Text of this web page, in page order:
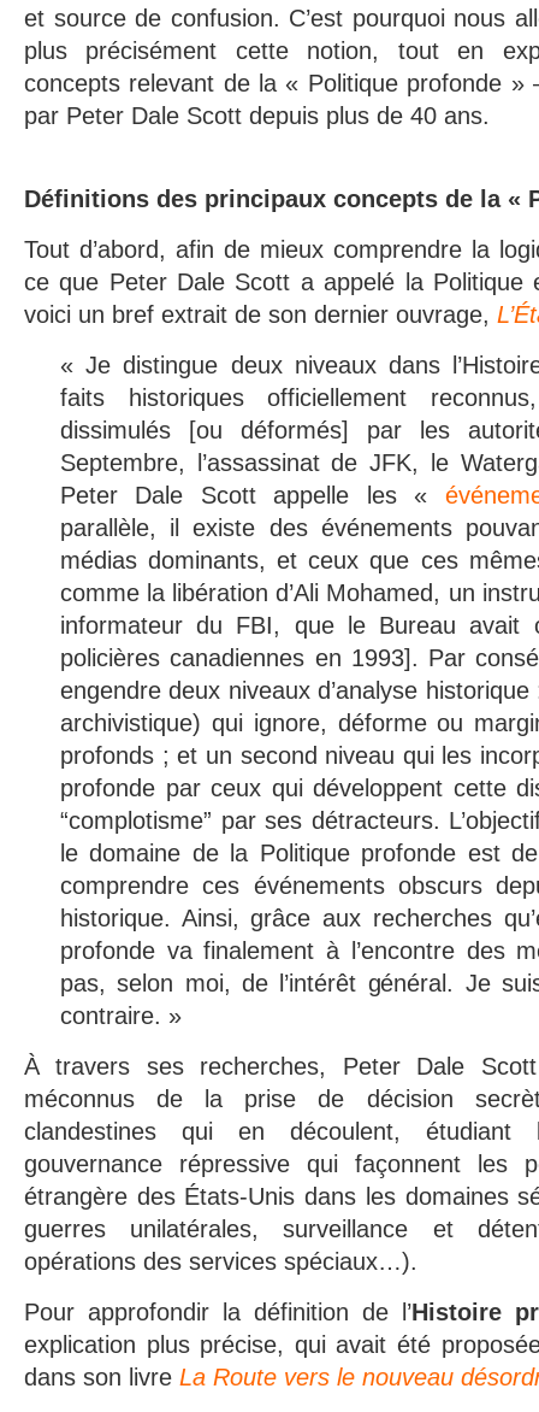
et source de confusion. C’est pourquoi nous
plus précisément cette notion, tout en
concepts relevant de la « Politique profonde »
par Peter Dale Scott depuis plus de 40 ans.
Définitions des principaux concepts de la «
Tout d’abord, afin de mieux comprendre la
ce que Peter Dale Scott a appelé la Politique
voici un bref extrait de son dernier ouvrage,
« Je distingue deux niveaux dans
faits historiques officiellement
dissimulés [ou déformés] par les
Septembre, l’assassinat de JFK, le
Peter Dale Scott appelle les «
parallèle, il existe des événements
médias dominants, et ceux que ces
comme la libération d’Ali Mohamed, un
informateur du FBI, que le Bureau avait
policières canadiennes en 1993]. Par
engendre deux niveaux d’analyse historique
archivistique) qui ignore, déforme ou
profonds ; et un second niveau qui les
profonde par ceux qui développent cette
“complotisme” par ses détracteurs.
le domaine de la Politique profonde est
comprendre ces événements obscurs
historique. Ainsi, grâce aux recherches
profonde va finalement à l’encontre des
pas, selon moi, de l’intérêt général. Je
contraire. »
À travers ses recherches, Peter Dale
méconnus de la prise de décision
clandestines qui en découlent, étudiant
gouvernance répressive qui façonnent les
étrangère des États-Unis dans les domaines
guerres unilatérales, surveillance et
opérations des services spéciaux…).
Pour approfondir la définition de l’Histoire
explication plus précise, qui avait été
dans son livre La Route vers le nouveau